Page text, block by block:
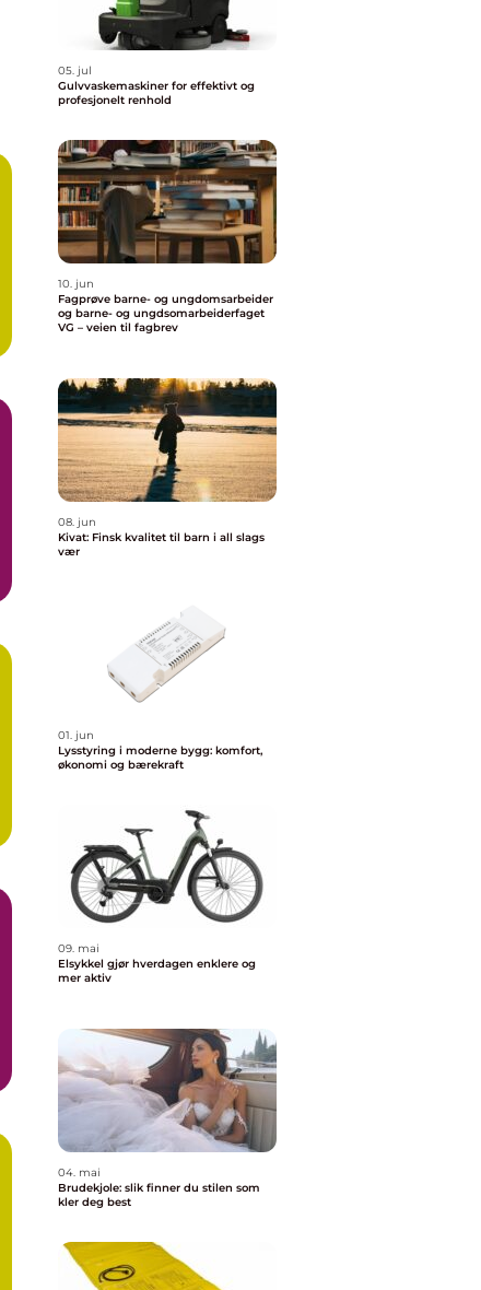
05. jul
Gulvvaskemaskiner for effektivt og
profesjonelt renhold
10. jun
Fagprøve barne- og ungdomsarbeider
og barne- og ungdsomarbeiderfaget
VG – veien til fagbrev
08. jun
Kivat: Finsk kvalitet til barn i all slags
vær
01. jun
Lysstyring i moderne bygg: komfort,
økonomi og bærekraft
09. mai
Elsykkel gjør hverdagen enklere og
mer aktiv
04. mai
Brudekjole: slik finner du stilen som
kler deg best